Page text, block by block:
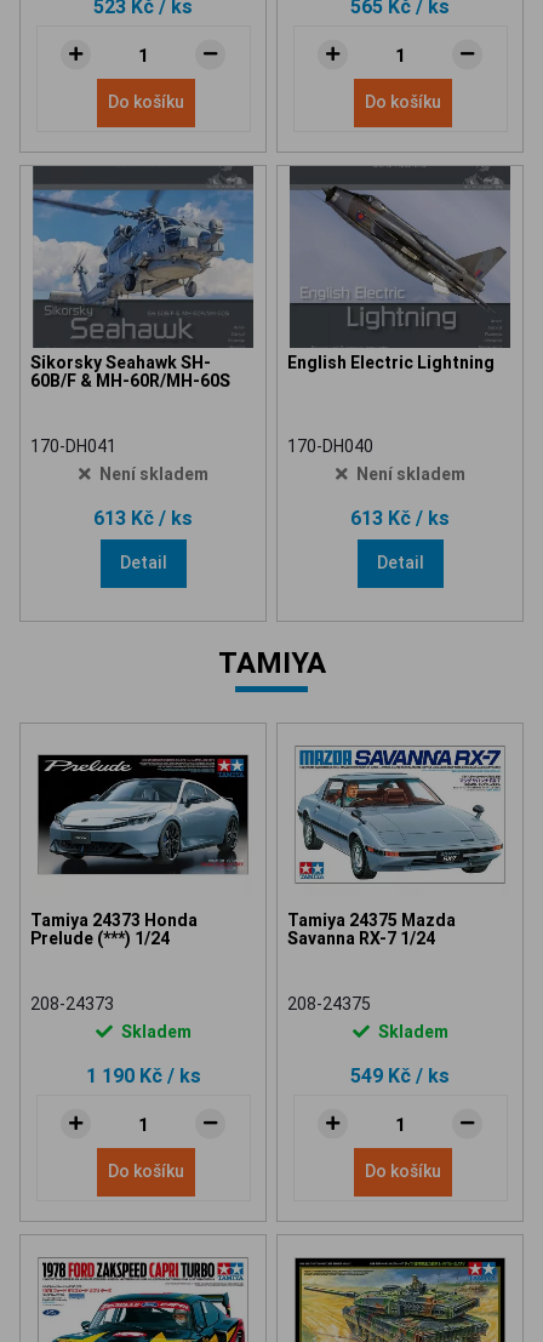
523 Kč / ks
Do košíku
565 Kč / ks
Do košíku
Sikorsky Seahawk SH-
60B/F & MH-60R/MH-60S
170-DH041
Není skladem
613 Kč / ks
Detail
English Electric Lightning
170-DH040
Není skladem
613 Kč / ks
Detail
TAMIYA
Tamiya 24373 Honda
Prelude (***) 1/24
208-24373
Skladem
1 190 Kč / ks
Do košíku
Tamiya 24375 Mazda
Savanna RX-7 1/24
208-24375
Skladem
549 Kč / ks
Do košíku